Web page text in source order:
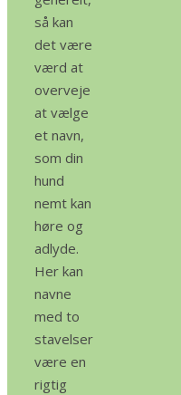
så kan
det være
værd at
overveje
at vælge
et navn,
som din
hund
nemt kan
høre og
adlyde.
Her kan
navne
med to
stavelser
være en
rigtig